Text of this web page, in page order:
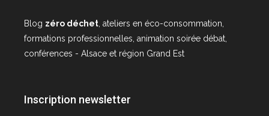
Blog zéro déchet, ateliers en éco-consommation,
formations professionnelles, animation soirée débat,
conférences - Alsace et région Grand Est
Inscription newsletter